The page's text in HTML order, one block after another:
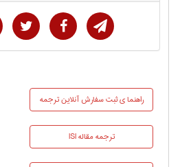
راهنما ي ثبت سفارش آنلاین ترجمه
ترجمه مقاله ISI